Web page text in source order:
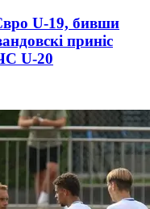
U-19, бивши
приніс
U-20